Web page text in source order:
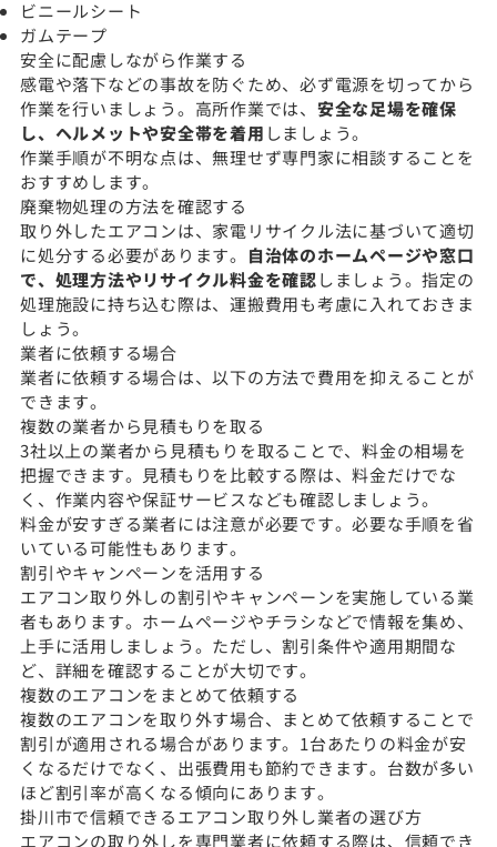
ビニールシート
ガムテープ
安全に配慮しながら作業する
感電や落下などの事故を防ぐため、必ず電源を切ってから
作業を行いましょう。高所作業では、 安全な足場を確保
し、ヘルメットや安全帯を着用 しましょう。
作業手順が不明な点は、無理せず専門家に相談することを
おすすめします。
廃棄物処理の方法を確認する
取り外したエアコンは、家電リサイクル法に基づいて適切
に処分する必要があります。 自治体のホームページや窓口
で、処理方法やリサイクル料金を確認しましょう。指定の
処理施設に持ち込む際は、運搬費用も考慮に入れておきま
しょう。
業者に依頼する場合
業者に依頼する場合は、以下の方法で費用を抑えることが
できます。
複数の業者から見積もりを取る
3社以上の業者から見積もりを取ることで、料金の相場を
把握できます。見積もりを比較する際は、料金だけでな
く、作業内容や保証サービスなども確認しましょう。
料金が安すぎる業者には注意が必要です。必要な手順を省
いている可能性もあります。
割引やキャンペーンを活用する
エアコン取り外しの割引やキャンペーンを実施している業
者もあります。ホームページやチラシなどで情報を集め、
上手に活用しましょう。ただし、割引条件や適用期間な
ど、詳細を確認することが大切です。
複数のエアコンをまとめて依頼する
複数のエアコンを取り外す場合、まとめて依頼することで
割引が適用される場合があります。1台あたりの料金が安
くなるだけでなく、出張費用も節約できます。台数が多い
ほど割引率が高くなる傾向にあります。
掛川市で信頼できるエアコン取り外し業者の選び方
エアコンの取り外しを専門業者に依頼する際は、信頼でき